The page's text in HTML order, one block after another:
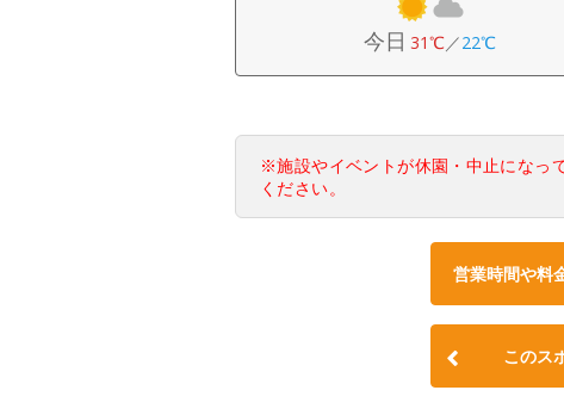
今日 31℃／22℃
※施設やイベントが休園・中止になっ
ください。
営業時間や料
このス